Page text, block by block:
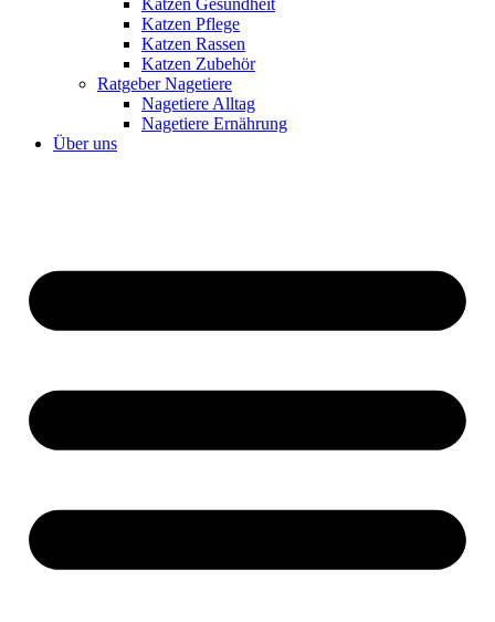
Katzen Pflege
Katzen Rassen
Katzen Zubehör
Ratgeber Nagetiere
Nagetiere Alltag
Nagetiere Ernährung
Über uns